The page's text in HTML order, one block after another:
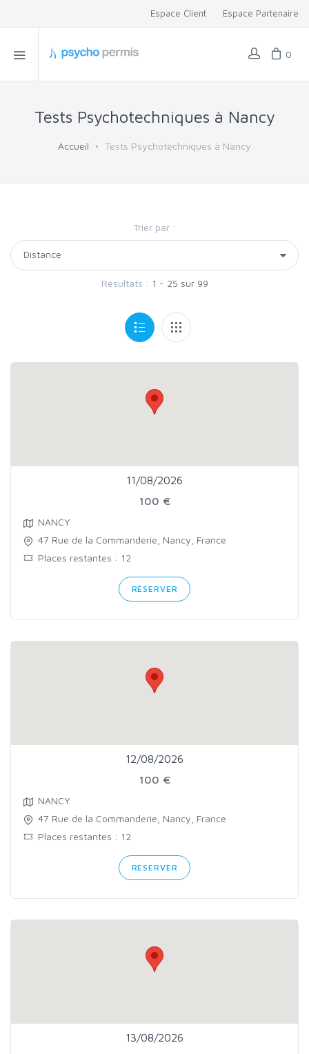
Espace Client Espace Partenaire
0
Tests Psychotechniques à Nancy
Accueil Tests Psychotechniques à Nancy
Trier par :
Résultats : 1 - 25 sur 99
11/08/2026
100 €
NANCY
47 Rue de la Commanderie, Nancy, France
Places restantes : 12
RÉSERVER
12/08/2026
100 €
NANCY
47 Rue de la Commanderie, Nancy, France
Places restantes : 12
RÉSERVER
13/08/2026